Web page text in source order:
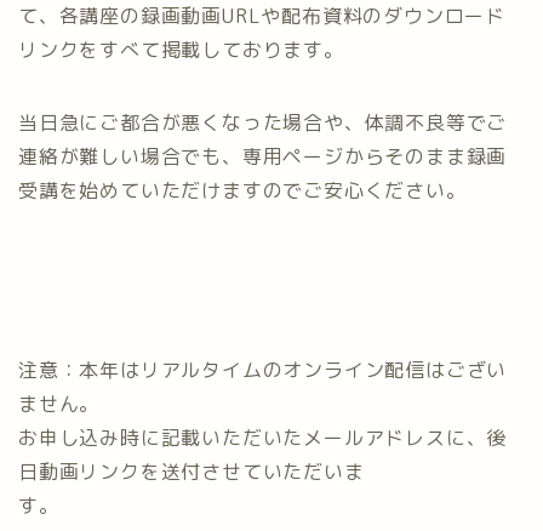
て、各講座の録画動画URLや配布資料のダウンロード
リンクをすべて掲載しております。
当日急にご都合が悪くなった場合や、体調不良等でご
連絡が難しい場合でも、専用ページからそのまま録画
受講を始めていただけますのでご安心ください。
注意：本年はリアルタイムのオンライン配信はござい
ません。
お申し込み時に記載いただいたメールアドレスに、後
日動画リンクを送付させていただいま
す。